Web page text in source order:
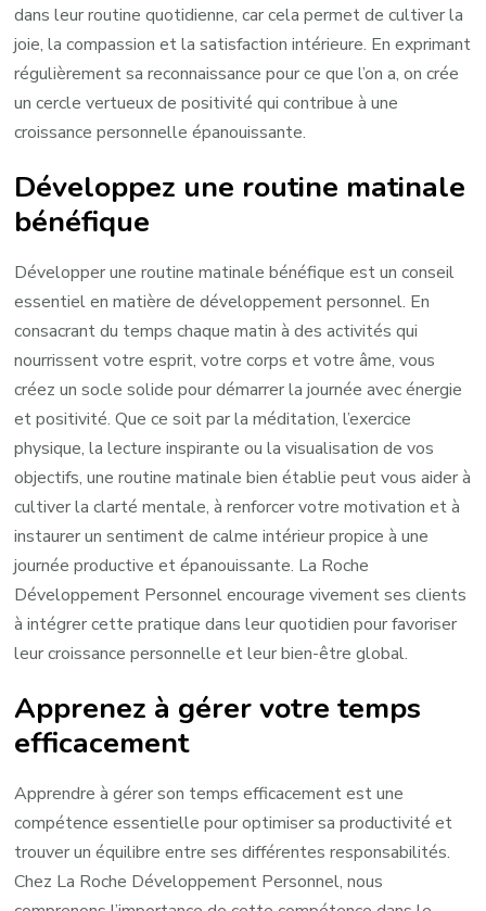
dans leur routine quotidienne, car cela permet de cultiver la
joie, la compassion et la satisfaction intérieure. En exprimant
régulièrement sa reconnaissance pour ce que l’on a, on crée
un cercle vertueux de positivité qui contribue à une
croissance personnelle épanouissante.
Développez une routine matinale
bénéfique
Développer une routine matinale bénéfique est un conseil
essentiel en matière de développement personnel. En
consacrant du temps chaque matin à des activités qui
nourrissent votre esprit, votre corps et votre âme, vous
créez un socle solide pour démarrer la journée avec énergie
et positivité. Que ce soit par la méditation, l’exercice
physique, la lecture inspirante ou la visualisation de vos
objectifs, une routine matinale bien établie peut vous aider à
cultiver la clarté mentale, à renforcer votre motivation et à
instaurer un sentiment de calme intérieur propice à une
journée productive et épanouissante. La Roche
Développement Personnel encourage vivement ses clients
à intégrer cette pratique dans leur quotidien pour favoriser
leur croissance personnelle et leur bien-être global.
Apprenez à gérer votre temps
efficacement
Apprendre à gérer son temps efficacement est une
compétence essentielle pour optimiser sa productivité et
trouver un équilibre entre ses différentes responsabilités.
Chez La Roche Développement Personnel, nous